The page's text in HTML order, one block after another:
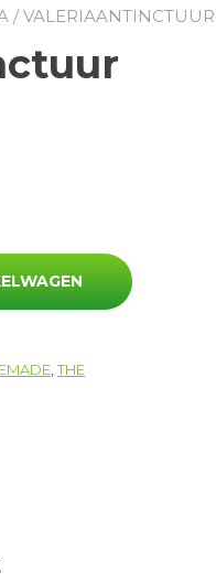
/ VALERIAANTINCTUUR
,THE